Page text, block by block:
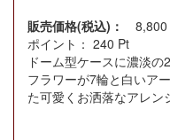
販売価格(税込)： 8,800
ポイント： 240 Pt
ドーム型ケースに濃淡
フラワーが7輪と白いア
た可愛くお洒落なアレン